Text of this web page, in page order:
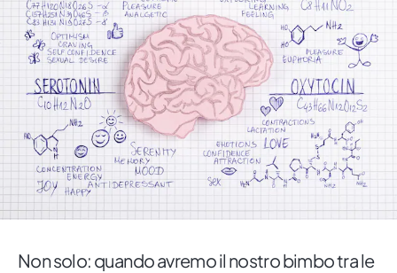
Non solo: quando avremo il nostro bimbo tra le